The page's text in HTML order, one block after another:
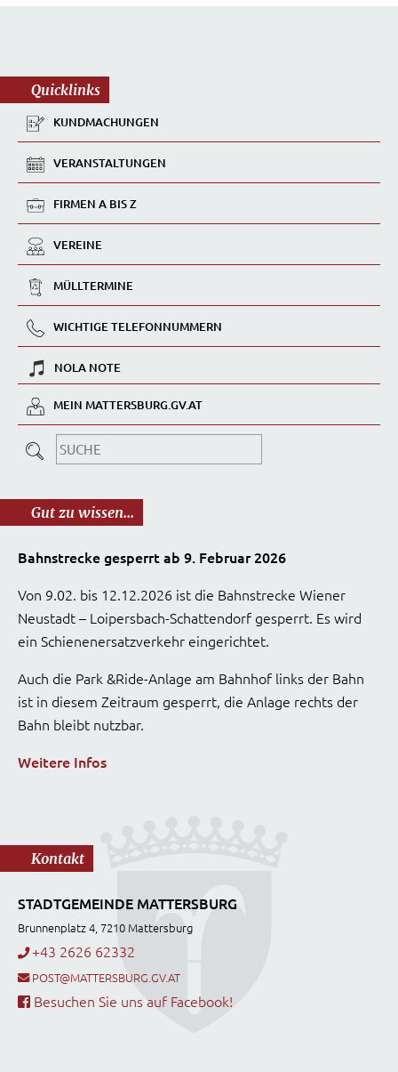
Quicklinks
KUNDMACHUNGEN
VERANSTALTUNGEN
FIRMEN A BIS Z
VEREINE
MÜLLTERMINE
WICHTIGE TELEFONNUMMERN
NOLA NOTE
MEIN MATTERSBURG.GV.AT
Gut zu wissen...
Bahnstrecke gesperrt ab 9. Februar 2026
Von 9.02. bis 12.12.2026 ist die Bahnstrecke Wiener
Neustadt – Loipersbach-Schattendorf gesperrt. Es wird
ein Schienenersatzverkehr eingerichtet.
Auch die Park &Ride-Anlage am Bahnhof links der Bahn
ist in diesem Zeitraum gesperrt, die Anlage rechts der
Bahn bleibt nutzbar.
Weitere Infos
Kontakt
STADTGEMEINDE MATTERSBURG
Brunnenplatz 4, 7210 Mattersburg
+43 2626 62332
POST@MATTERSBURG.GV.AT
Besuchen Sie uns auf Facebook!